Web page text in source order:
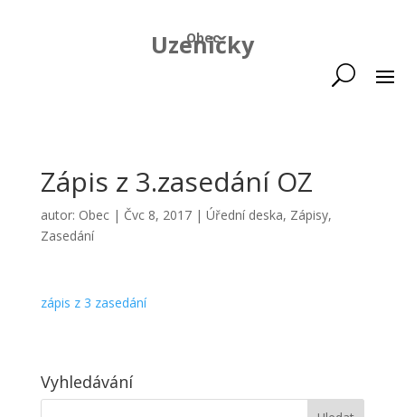
Obec
Uzeničky
Zápis z 3.zasedání OZ
autor: Obec| Čvc 8, 2017| Úřední deska, Zápisy,
Zasedání
zápis z 3 zasedání
Vyhledávání